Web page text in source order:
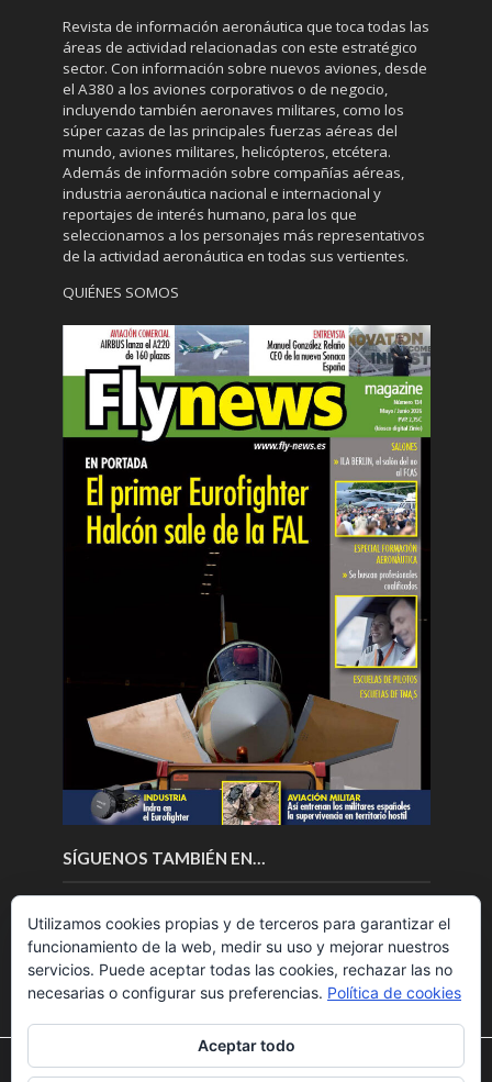
Revista de información aeronáutica que toca todas las
áreas de actividad relacionadas con este estratégico
sector. Con información sobre nuevos aviones, desde
el A380 a los aviones corporativos o de negocio,
incluyendo también aeronaves militares, como los
súper cazas de las principales fuerzas aéreas del
mundo, aviones militares, helicópteros, etcétera.
Además de información sobre compañías aéreas,
industria aeronáutica nacional e internacional y
reportajes de interés humano, para los que
seleccionamos a los personajes más representativos
de la actividad aeronáutica en todas sus vertientes.
QUIÉNES SOMOS
SÍGUENOS TAMBIÉN EN…
Utilizamos cookies para ofrecerte la mejor experiencia en
Utilizamos cookies propias y de terceros para garantizar el
funcionamiento de la web, medir su uso y mejorar nuestros
servicios. Puede aceptar todas las cookies, rechazar las no
necesarias o configurar sus preferencias. Política de cookies
Aceptar todo